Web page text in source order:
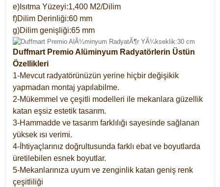
e)Isıtma Yüzeyi:1,400 M2/Dilim
f)Dilim Derinliği:60 mm
g)Dilim genişliği:65 mm
Duffmart Premio Alüminyum Radyatörlerin Üstün
Özellikleri
1-Mevcut radyatörünüzün yerine hiçbir değişikik
yapmadan montaj yapılabilme.
2-Mükemmel ve çeşitli modelleri ile mekanlara güzellik
katan eşsiz estetik tasarım.
3-Hammadde ve tasarım farklılığı sayesinde sağlanan
yüksek ısı verimi.
4-İhtiyaçlarınız doğrultusunda farklı ebat ve boyutlarda
üretilebilen esnek boyutlar.
5-Mekanlarınıza uyum ve zenginlik katan geniş renk
çeşitliliği